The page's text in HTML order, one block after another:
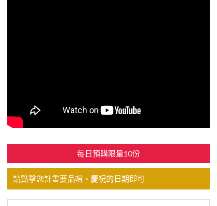
每日預購限量10份
請點擊您計畫要品嚐、慶祝的日期即可